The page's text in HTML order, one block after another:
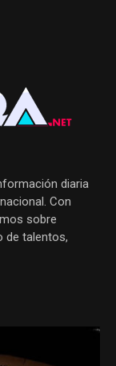
diaria
Con
sobre
de talentos,